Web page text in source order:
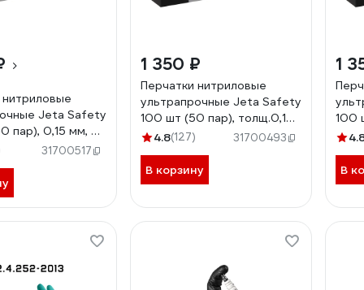
Jeta Safety
пар), 0,15 мм, р.
31700517
1 350 ₽
Перчатки нитриловые
ультрапрочные Jeta Safety
100 шт (50 пар), толщ.0,15
мм, разм.9/L JSN909
4.8(127) 31700493
В корзину
1
100
В